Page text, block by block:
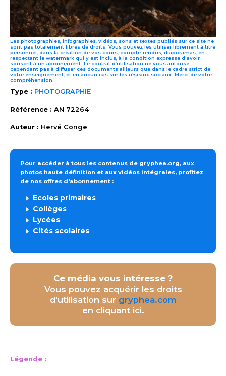
Les photographies, infographies, vidéos, sons et textes publiés sur ce site ne
sont pas totalement libres de droits. Vous pouvez les utiliser librement à titre
personnel, dans la création de vos cours, compte-rendus, diaporamas, en
respectant le watermark qui y est inclus, à la condition expresse d'avoir
souscrit à un abonnement. Le contrat d’utilisation ne vous autorise
cependant pas à diffuser ces documents ailleurs que dans le cadre strict de
votre enseignement, et en aucun cas sur les réseaux sociaux. Merci de votre
compréhension.
Type : PHOTOGRAPHIE
Référence : AN 72264
Auteur : Hervé Conge
Pour accéder à tous les contenus de gryphea.org, aux
photos haute définition et aux vidéos intégrales, profitez
de nos offres d'abonnement :
Ecoles primaires
Collèges
Lycées
Cités scolaires
Ce média vous intéresse ?
Vous pouvez acquérir les droits
d'utilisation sur gryphea.com
en cliquant ici.
Légende :